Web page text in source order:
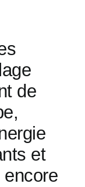
de
et
encore